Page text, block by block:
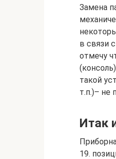
Замена
в связи
отмечу
такой
т.п.)– не
Итак
19.